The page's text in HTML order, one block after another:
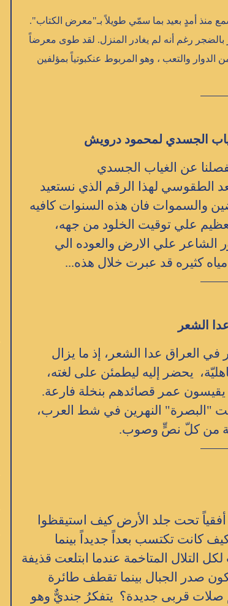
- رجلٌ في العام 2040 لم يسمع منذ أمدٍ بعيد بما سمّي طويلاً بـ"معرض الكتاب".
بالضجر رغم أنه لم يغادر المنزل. لقد طوى معرضاً
والتعب ، وهو المربوط عنكبوتياً بمؤلفين
الجسدي لمحمود درويش
عن الغياب الجسدي
الطقوسي لهذا الرقم الذي نستعيد
والسموات فان هذه السنوات كافيه
علي توقيت الخلود من جهه،
الشاعر علي الارض والعوده الي
كثيره قد عبرت خلال هذه...
الشعر
في العراق عدا الشعر، إذ ما يزال
يحضر إليه ليطمئن على لغته،
عمر قصائدهم بنخلة فارعة.
"البصرة" النهرين في شط العرب،
من كلّ نصٍّ وصوب.
أفقياً تحت جلد الأرض كيف استيقظوا
كانت تكتسب بعداً جديداً بينما
التلال المتاخمة عندما ابتلعت قذيفة
صدر الجبال بينما تقطف طائرة
صلات قربى جديدة؟ يتفكرُ جنديٌّ وهو